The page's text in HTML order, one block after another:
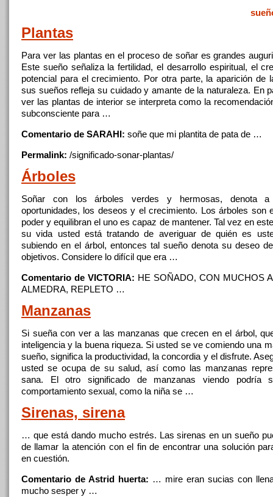
Plantas
Para ver las plantas en el proceso de soñar es grandes
Este sueño señaliza la fertilidad, el desarrollo espiritual, el
potencial para el crecimiento. Por otra parte, la aparición de
sus sueños refleja su cuidado y amante de la naturaleza. En
ver las plantas de interior se interpreta como la
subconsciente para …
Comentario de SARAHI: soñe que mi plantita de pata de …
Permalink: /significado-sonar-plantas/
Árboles
Soñar conlos árbolesverdes y hermosas, denota
oportunidades, los deseos y el crecimiento. Los árboles son
poder y equilibran el uno es capaz de mantener. Tal vez en
su vida usted está tratando de averiguar de quién es
subiendo en el árbol, entonces tal sueño denota su deseo
objetivos. Considere lo difícil que era …
Comentario de VICTORIA: HE SOÑADO, CON MUCHOS
ALMEDRA, REPLETO …
Manzanas
Si sueña con ver a las manzanas que crecen en el árbol,
inteligencia y la buena riqueza. Si usted se ve comiendo una
sueño, significa la productividad, la concordia y el disfrute.
usted se ocupa de su salud, así como las manzanas
sana. El otro significado de manzanas viendo podría
comportamiento sexual, como la niña se …
Sirenas, sirena
… que está dando mucho estrés. Las sirenas en un sueño
de llamar la atención conel fin de encontrar una solución
en cuestión.
Comentario de Astrid huerta: … mire eran sucias con
mucho sesper y …